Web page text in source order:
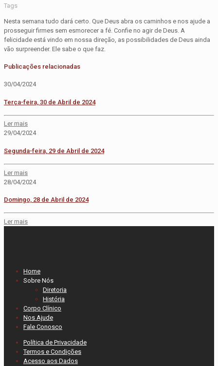
Tags
Nesta semana tudo dará certo. Que Deus abra os caminhos e nos ajude a
prosseguir firmes sem esmorecer a fé. Confie no agir de Deus. A
felicidade está vindo em nossa direção, as possibilidades de Deus ainda
vão surpreender. Ele sabe o que faz.
Publicações relacionadas
30/04/2024
Terça-feira, 30 de Abril de 2024
Ler mais
29/04/2024
Segunda-feira, 29 de Abril de 2024
Ler mais
28/04/2024
Domingo, 28 de Abril de 2024
Ler mais
Home
Sobre Nós
Diretoria
História
Corpo Clínico
Nos Ajude
Fale Conosco
Política de Privacidade
Termos e Condições
Acesso aos Dados